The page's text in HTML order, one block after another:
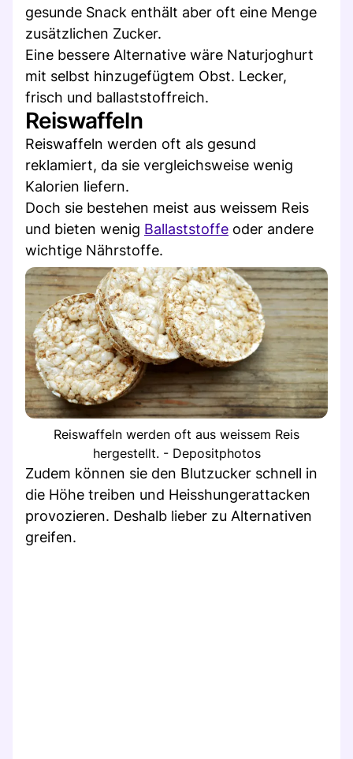
gesunde Snack enthält aber oft eine Menge
zusätzlichen Zucker.
Eine bessere Alternative wäre Naturjoghurt
mit selbst hinzugefügtem Obst. Lecker,
frisch und ballaststoffreich.
Reiswaffeln
Reiswaffeln werden oft als gesund
reklamiert, da sie vergleichsweise wenig
Kalorien liefern.
Doch sie bestehen meist aus weissem Reis
und bieten wenig Ballaststoffe oder andere
wichtige Nährstoffe.
Reiswaffeln werden oft aus weissem Reis
hergestellt. - Depositphotos
Zudem können sie den Blutzucker schnell in
die Höhe treiben und Heisshungerattacken
provozieren. Deshalb lieber zu Alternativen
greifen.